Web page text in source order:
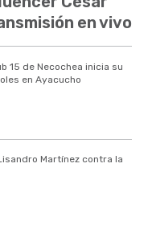
en vivo
15 de Necochea inicia su
en Ayacucho
Martínez contra la